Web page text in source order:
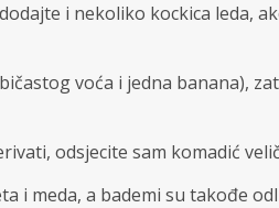
i nekoliko kockica leda,
voća i jedna banana),
odsjecite sam komadić
i meda, a bademi su takođe